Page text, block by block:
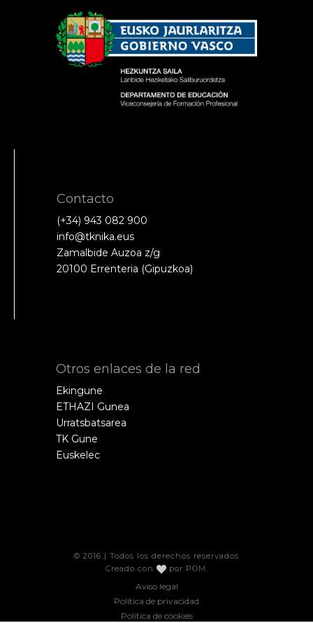
Contacto
(+34) 943 082 900
info@tknika.eus
Zamalbide Auzoa z/g
20100 Errenteria (Gipuzkoa)
Otros enlaces de la red
Ekingune
ETHAZI Gunea
Urratsbatsarea
TK Gune
Euskelec
© 2016 | Todos los derechos reservados
Creado con
por POM
Aviso legal
Política de privacidad
Política de cookies